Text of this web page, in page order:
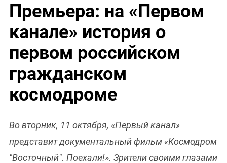
Премьера: на «Первом
канале» история о
первом российском
гражданском
космодроме
Во вторник, 11 октября, «Первый канал»
представит документальный фильм «Космодром
"Восточный". Поехали!». Зрители своими глазами